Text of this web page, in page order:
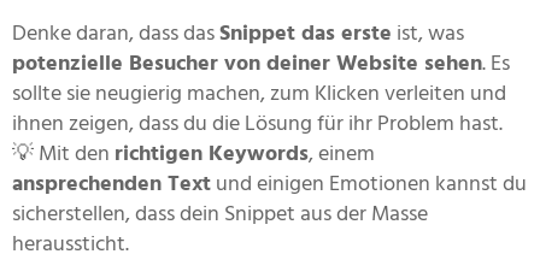
Denke daran, dass dasSnippet das erste ist, was
potenzielle Besucher von deiner Website sehen. Es
sollte sie neugierig machen, zum Klicken verleiten und
ihnen zeigen, dass du die Lösung für ihr Problem hast.
💡 Mit den richtigen Keywords, einem
ansprechenden Text und einigen Emotionen kannst du
sicherstellen, dass dein Snippet aus der Masse
heraussticht.